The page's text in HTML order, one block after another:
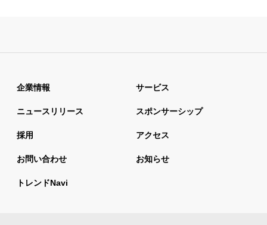
企業情報 サービス
ニュースリリース スポンサーシップ
採用 アクセス
お問い合わせ お知らせ
トレンドnavi